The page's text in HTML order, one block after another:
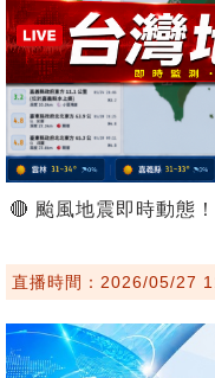
🔴 颱風地震即時動態
直播時間：2026/05/27